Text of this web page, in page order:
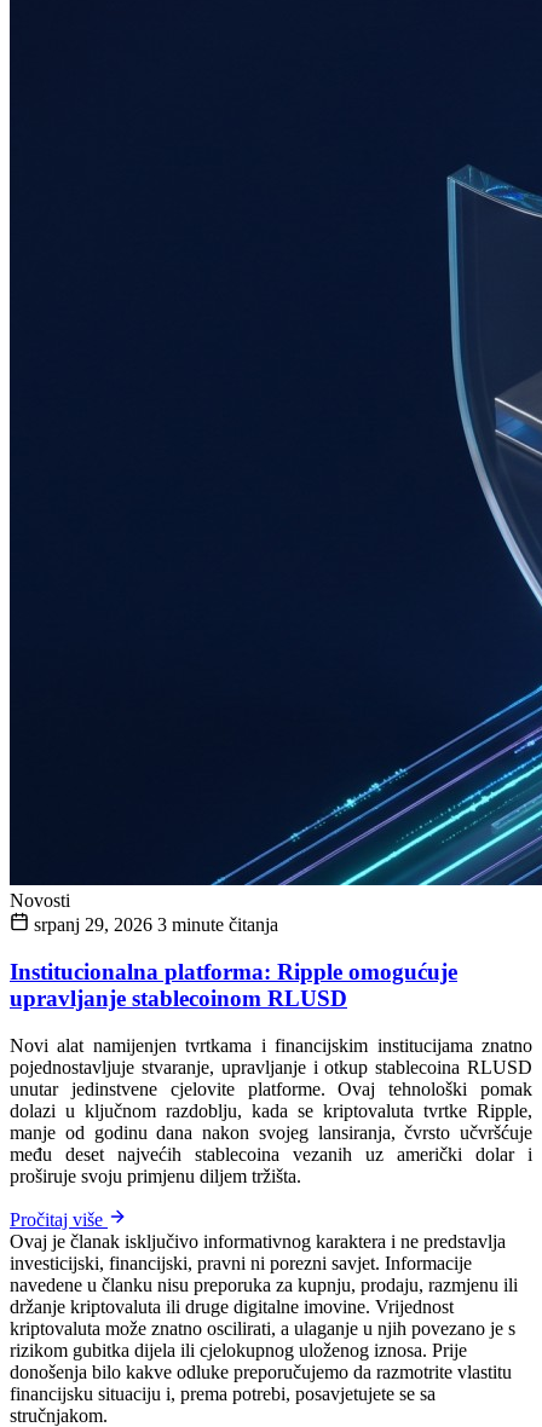
Novosti
srpanj 29, 2026 3 minute čitanja
Institucionalna platforma: Ripple omogućuje
upravljanje stablecoinom RLUSD
Novi alat namijenjen tvrtkama i financijskim institucijama znatno
pojednostavljuje stvaranje, upravljanje i otkup stablecoina RLUSD
unutar jedinstvene cjelovite platforme. Ovaj tehnološki pomak
dolazi u ključnom razdoblju, kada se kriptovaluta tvrtke Ripple,
manje od godinu dana nakon svojeg lansiranja, čvrsto učvršćuje
među deset najvećih stablecoina vezanih uz američki dolar i
proširuje svoju primjenu diljem tržišta.
Pročitaj više
Ovaj je članak isključivo informativnog karaktera i ne predstavlja
investicijski, financijski, pravni ni porezni savjet. Informacije
navedene u članku nisu preporuka za kupnju, prodaju, razmjenu ili
držanje kriptovaluta ili druge digitalne imovine. Vrijednost
kriptovaluta može znatno oscilirati, a ulaganje u njih povezano je s
rizikom gubitka dijela ili cjelokupnog uloženog iznosa. Prije
donošenja bilo kakve odluke preporučujemo da razmotrite vlastitu
financijsku situaciju i, prema potrebi, posavjetujete se sa
stručnjakom.